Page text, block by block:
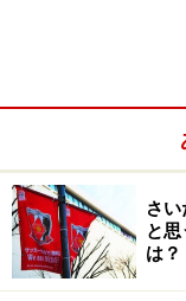
本社工場の敷地内
さ
と
は？